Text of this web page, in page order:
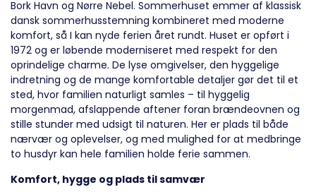
Bork Havn og Nørre Nebel. Sommerhuset emmer af klassisk
dansk sommerhusstemning kombineret med moderne
komfort, så I kan nyde ferien året rundt. Huset er opført i
1972 og er løbende moderniseret med respekt for den
oprindelige charme. De lyse omgivelser, den hyggelige
indretning og de mange komfortable detaljer gør det til et
sted, hvor familien naturligt samles – til hyggelig
morgenmad, afslappende aftener foran brændeovnen og
stille stunder med udsigt til naturen. Her er plads til både
nærvær og oplevelser, og med mulighed for at medbringe
to husdyr kan hele familien holde ferie sammen.
Komfort, hygge og plads til samvær